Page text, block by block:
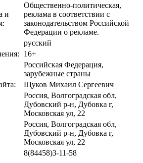
и
Общественно-политическая,
реклама в соответствии с
законодательством Российской
Федерации о рекламе.
русский
16+
Российская Федерация,
зарубежные страны
Щуков Михаил Сергеевич
Россия, Волгоградская обл,
Дубовский р-н, Дубовка г,
Московская ул, 22
Россия, Волгоградская обл,
Дубовский р-н, Дубовка г,
Московская ул, 22
8(84458)3-11-58